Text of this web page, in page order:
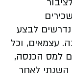
לבצע
עצמאים, וכל
למס הכנסה,
לאחר